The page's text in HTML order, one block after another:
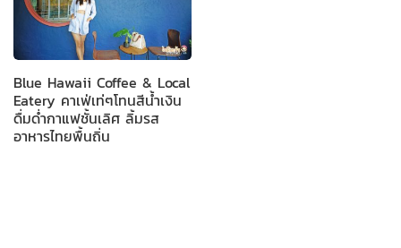
Blue Hawaii Coffee & Local
Eatery คาเฟ่เท่ๆโทนสีน้ำเงิน
ดื่มด่ำกาแฟชั้นเลิศ ลิ้มรส
อาหารไทยพื้นถิ่น